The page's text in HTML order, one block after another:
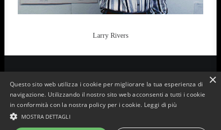
Larry Rivers
© 2022 Aurelio Amendola. Tutti i diritti riservati | P.iva: 00140410473
×
Questo sito web utilizza i cookie per migliorare la tua esperienza di
navigazione. Utilizzando il nostro sito web acconsenti a tutti i cookie
in conformità con la nostra policy per i cookie. Leggi di più
MOSTRA DETTAGLI